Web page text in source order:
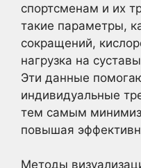
спортсменам и их
такие параметры,
сокращений,
нагрузка на
Эти данные
индивидуальные
тем самым
повышая
Методы